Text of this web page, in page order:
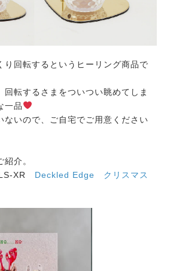
り回転するというヒーリング商品で
回転するさまをついつい眺めてしま
一品
ないので、ご自宅でご用意ください
介。
LS-XR Deckled Edge クリスマス